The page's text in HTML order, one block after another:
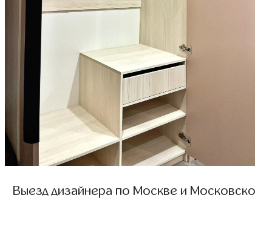
Выезд дизайнера по Москве и